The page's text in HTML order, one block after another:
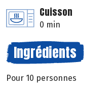
Cuisson
0 min
Ingrédients
Pour 10 personnes